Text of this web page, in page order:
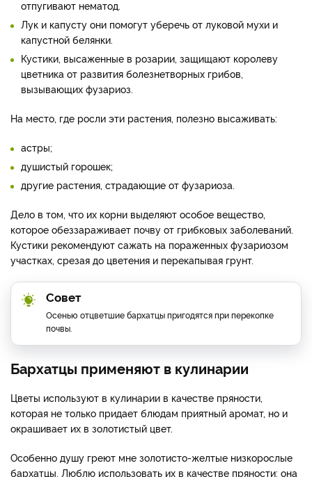
отпугивают нематод.
Лук и капусту они помогут уберечь от луковой мухи и
капустной белянки.
Кустики, высаженные в розарии, защищают королеву
цветника от развития болезнетворных грибов,
вызывающих фузариоз.
На место, где росли эти растения, полезно высаживать:
астры;
душистый горошек;
другие растения, страдающие от фузариоза.
Дело в том, что их корни выделяют особое вещество,
которое обеззараживает почву от грибковых заболеваний.
Кустики рекомендуют сажать на пораженных фузариозом
участках, срезая до цветения и перекапывая грунт.
Совет
Осенью отцветшие бархатцы пригодятся при перекопке
почвы.
Бархатцы применяют в кулинарии
Цветы используют в кулинарии в качестве пряности,
которая не только придает блюдам приятный аромат, но и
окрашивает их в золотистый цвет.
Особенно душу греют мне золотисто-желтые низкорослые
бархатцы. Люблю использовать их в качестве пряности: она